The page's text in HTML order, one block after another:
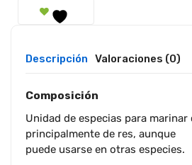
$180.00.
Descripción Valoraciones (0)
Composición
Unidad de especias para marinar
principalmente de res, aunque
puede usarse en otras especies.